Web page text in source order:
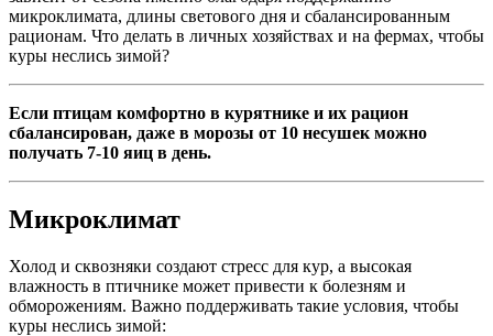
микроклимата, длины светового дня и сбалансированным
рационам. Что делать в личных хозяйствах и на фермах, чтобы
куры неслись зимой?
Если птицам комфортно в курятнике и их рацион
сбалансирован, даже в морозы от 10 несушек можно
получать 7-10 яиц в день.
Микроклимат
Холод и сквозняки создают стресс для кур, а высокая
влажность в птичнике может привести к болезням и
обморожениям. Важно поддерживать такие условия, чтобы
куры неслись зимой: